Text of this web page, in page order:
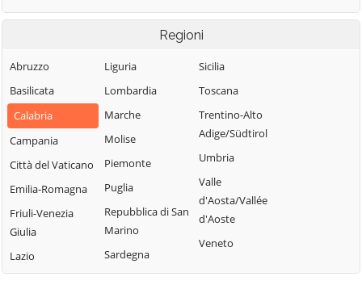
Cenadi
Cerva
Chiaravalle
Centrale
Cicala
Curinga
Davoli
Decollatura
Martirano
Miglierina
Montauro
Montepaone
Motta Santa
Palermiti
Pentone
Petrizzi
Sellia
Settingiano
Simeri Crichi
Sorbo San Basile
Soverato
Soveria Mannelli
Soveria Simeri
Squillace
Regioni
Abruzzo
Basilicata
Calabria
Campania
Città del Vaticano
Emilia-Romagna
Friuli-Venezia
Giulia
Lazio
Liguria
Lombardia
Marche
Molise
Piemonte
Puglia
Repubblica di San
Marino
Sardegna
Sicilia
Toscana
Trentino-Alto
Adige/Südtirol
Umbria
Valle
d'Aosta/Vallée
d'Aoste
Veneto